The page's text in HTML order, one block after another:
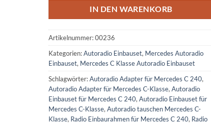
IN DEN WARENKORB
Artikelnummer:00236
Kategorien:Autoradio Einbauset, Mercedes Autoradio
Einbauset, Mercedes C Klasse Autoradio Einbauset
Schlagwörter:Autoradio Adapter für Mercedes C 240,
Autoradio Adapter für Mercedes C-Klasse, Autoradio
Einbauset für Mercedes C 240, Autoradio Einbauset für
Mercedes C-Klasse, Autoradio tauschen Mercedes C-
Klasse, Radio Einbaurahmen für Mercedes C 240, Radio